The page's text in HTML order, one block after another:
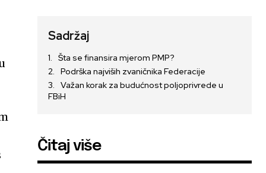
Sadržaj
Šta se finansira mjerom PMP?
Podrška najviših zvaničnika Federacije
Važan korak za budućnost poljoprivrede u
FBiH
Čitaj više